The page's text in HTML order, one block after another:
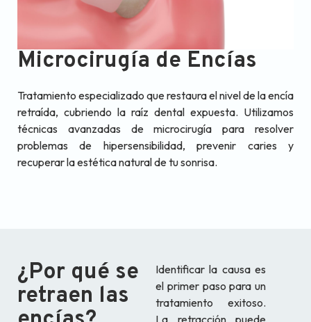
Microcirugía de Encías
Tratamiento especializado que restaura el nivel de la encía
retraída, cubriendo la raíz dental expuesta. Utilizamos
técnicas avanzadas de microcirugía para resolver
problemas de hipersensibilidad, prevenir caries y
recuperar la estética natural de tu sonrisa.
¿Por qué se
retraen las
Identificar la causa es
el primer paso para un
tratamiento exitoso.